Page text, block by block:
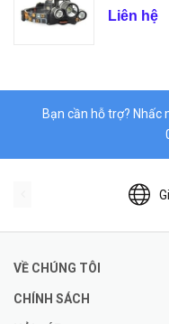
Liên hệ
Bạn cần hỗ trợ? Nhấc
VỀ CHÚNG TÔI
CHÍNH SÁCH